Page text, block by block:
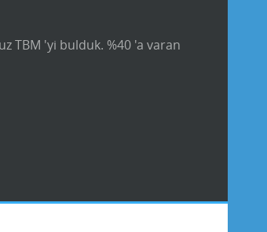
TBM 'yi bulduk. %40 'a varan